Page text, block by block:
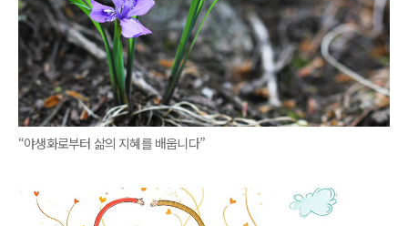
“야생화로부터 삶의 지혜를 배웁니다”